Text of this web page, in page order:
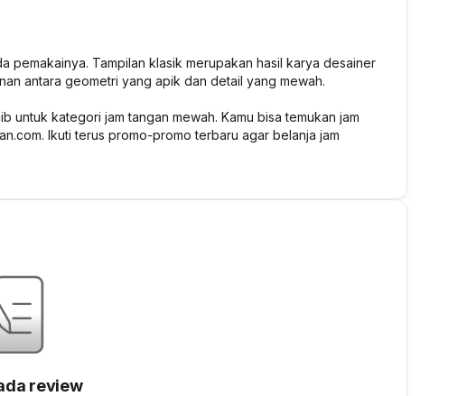
Tampilan klasik merupakan hasil karya desainer
antara geometri yang apik dan detail yang mewah.
untuk kategori jam tangan mewah. Kamu bisa temukan jam
Ikuti terus promo-promo terbaru agar belanja jam
review